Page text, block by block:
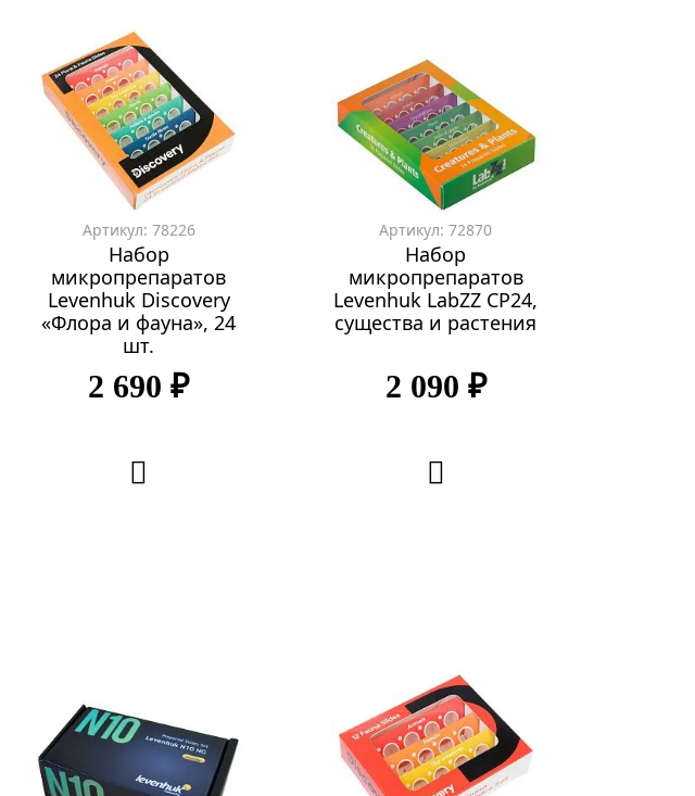
Артикул: 78226
Набор
микропрепаратов
Levenhuk Discovery
«Флора и фауна», 24
шт.
2 690 ₽
Артикул: 72870
Набор
микропрепаратов
Levenhuk LabZZ CP24,
существа и растения
2 090 ₽